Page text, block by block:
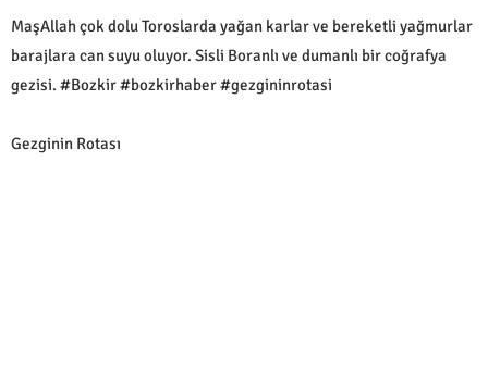
MaşAllah çok dolu Toroslarda yağan karlar ve bereketli yağmurlar
barajlara can suyu oluyor. Sisli Boranlı ve dumanlı bir coğrafya
gezisi. #Bozkir #bozkirhaber #gezgininrotasi
Gezginin Rotası